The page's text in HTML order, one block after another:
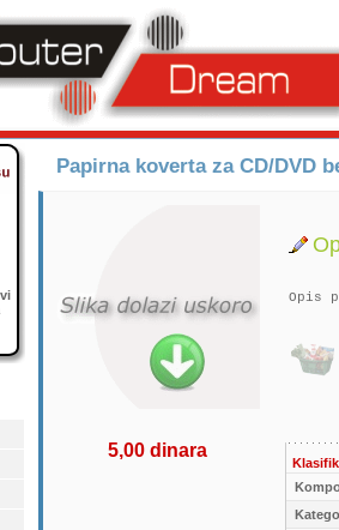
Papirna koverta za CD/DVD
Opis
5,00 dinara